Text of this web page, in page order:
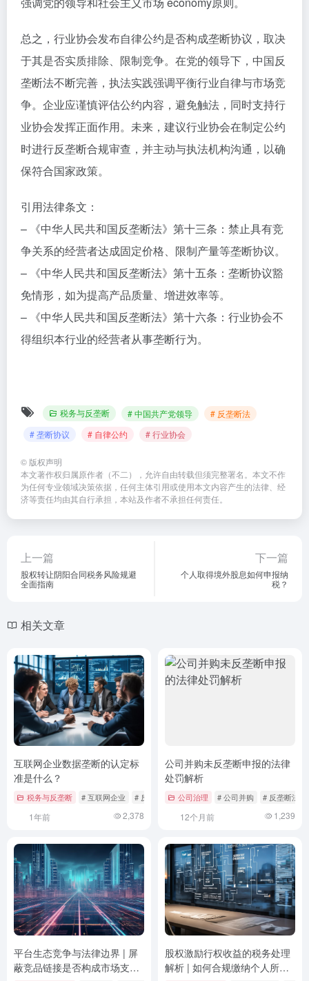
总之，行业协会发布自律公约是否构成垄断协议，取决
于其是否实质排除、限制竞争。在党的领导下，中国反
垄断法不断完善，执法实践强调平衡行业自律与市场竞
争。企业应谨慎评估公约内容，避免触法，同时支持行
业协会发挥正面作用。未来，建议行业协会在制定公约
时进行反垄断合规审查，并主动与执法机构沟通，以确
保符合国家政策。
引用法律条文：
– 《中华人民共和国反垄断法》第十三条：禁止具有竞
争关系的经营者达成固定价格、限制产量等垄断协议。
– 《中华人民共和国反垄断法》第十五条：垄断协议豁
免情形，如为提高产品质量、增进效率等。
– 《中华人民共和国反垄断法》第十六条：行业协会不
得组织本行业的经营者从事垄断行为。
税务与反垄断 # 中国共产党领导
# 反垄断法
# 垄断协议
# 自律公约 # 行业协会
© 版权声明
本文著作权归属原作者（不二），允许自由转载但须完整署名。本文不作
为任何专业领域决策依据，任何主体引用或使用本文内容产生的法律、经
济等责任均由其自行承担，本站及作者不承担任何责任。
上一篇
股权转让阴阳合同税务风险规避
全面指南
下一篇
个人取得境外股息如何申报纳
税？
相关文章
互联网企业数据垄断的认定标
准是什么？
税务与反垄断 # 互联网企业 # 反垄断法 # 市场竞争
1年前 2,378
公司并购未反垄断申报的法律
处罚解析
公司治理 # 公司并购 # 反垄断法
12个月前 1,239
平台生态竞争与法律边界 | 屏
蔽竞品链接是否构成市场支配
股权激励行权收益的税务处理
解析 | 如何合规缴纳个人所得